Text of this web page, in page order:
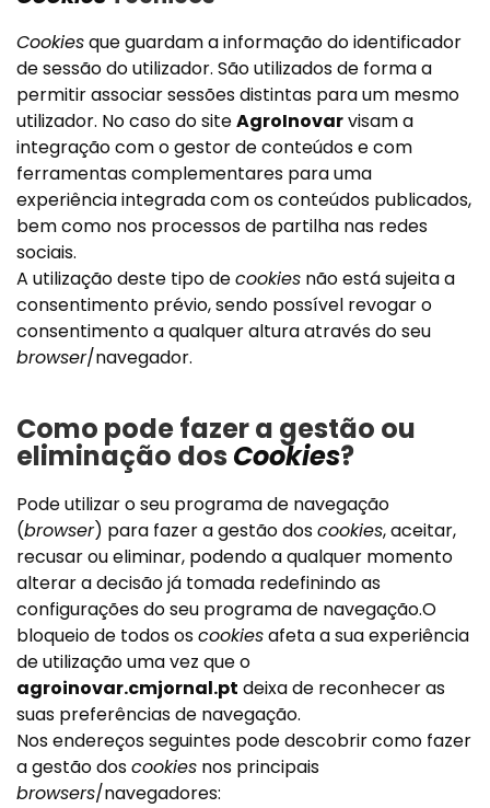
Cookiesque guardam a informação do identificador
de sessão do utilizador. São utilizados de forma a
permitir associar sessões distintas para um mesmo
utilizador. No caso do siteAgroInovarvisam a
integração com o gestor de conteúdos e com
ferramentas complementares para uma
experiência integrada com os conteúdos publicados,
bem como nos processos de partilha nas redes
sociais.
A utilização deste tipo decookies não está sujeita a
consentimento prévio, sendo possível revogar o
consentimento a qualquer altura através do seu
browser/navegador.
Como pode fazer a gestão ou
eliminação dos Cookies?
Pode utilizar o seu programa de navegação
(browser) para fazer a gestão doscookies, aceitar,
recusar ou eliminar, podendo a qualquer momento
alterar a decisão já tomada redefinindo as
configurações do seu programa de navegação.O
bloqueio de todos oscookiesafeta a sua experiência
de utilização uma vez que o
agroinovar.cmjornal.pt deixa de reconhecer as
suas preferências de navegação.
Nos endereços seguintes pode descobrir como fazer
a gestão doscookies nos principais
browsers/navegadores: